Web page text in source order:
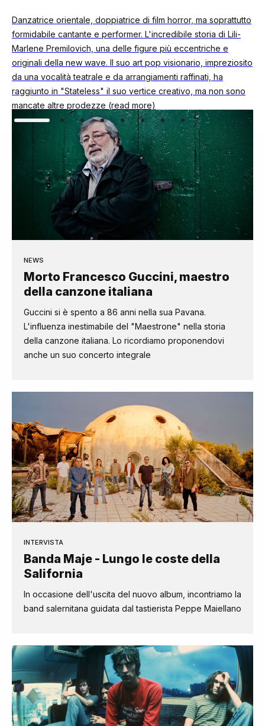
Danzatrice orientale, doppiatrice di film horror, ma soprattutto
formidabile cantante e performer. L'incredibile storia di Lili-
Marlene Premilovich, una delle figure più eccentriche e
originali della new wave. Il suo art pop visionario, impreziosito
da una vocalità teatrale e da arrangiamenti raffinati, ha
raggiunto in "Stateless" il suo vertice creativo, ma non sono
mancate altre prodezze (read more)
NEWS
Morto Francesco Guccini, maestro
della canzone italiana
Guccini si è spento a 86 anni nella sua Pavana.
L'influenza inestimabile del "Maestrone" nella storia
della canzone italiana. Lo ricordiamo proponendovi
anche un suo concerto integrale
INTERVISTA
Banda Maje - Lungo le coste della
Salifornia
In occasione dell'uscita del nuovo album, incontriamo la
band salernitana guidata dal tastierista Peppe Maiellano